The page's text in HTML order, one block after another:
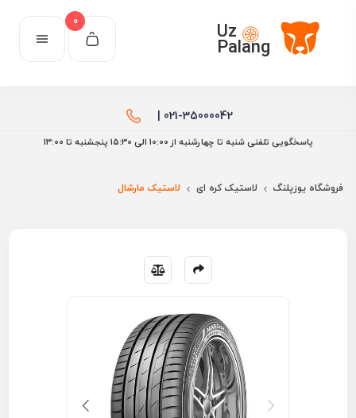
Uz
Palang
0
021-35000042 |
پاسخگویی تلفنی شنبه تا چهارشنبه از 10:00 الی ۱۵:30 پنجشنبه تا 13:00
فروشگاه یوزپلنگ لاستیک کره ای لاستیک مارشال